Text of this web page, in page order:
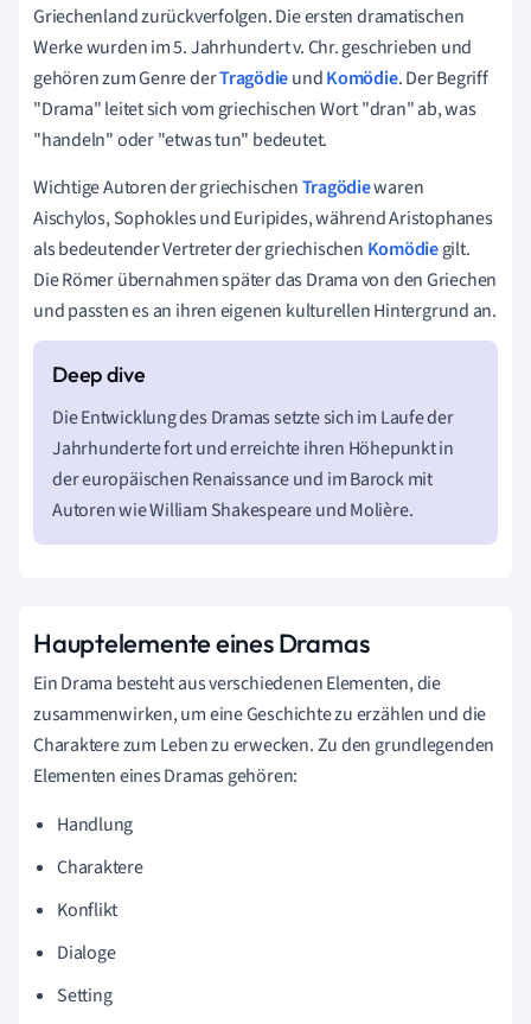
Griechenland zurückverfolgen. Die ersten dramatischen
Werke wurden im 5. Jahrhundert v. Chr. geschrieben und
gehören zum Genre derTragödieundKomödie. Der Begriff
"Drama" leitet sich vom griechischen Wort "dran" ab, was
"handeln" oder "etwas tun" bedeutet.
Wichtige Autoren der griechischenTragödiewaren
Aischylos, Sophokles und Euripides, während Aristophanes
als bedeutender Vertreter der griechischen Komödiegilt.
Die Römer übernahmen später das Drama von den Griechen
und passten es an ihren eigenen kulturellen Hintergrund an.
Die Entwicklung des Dramas setzte sich im Laufe der
Jahrhunderte fort und erreichte ihren Höhepunkt in
der europäischen Renaissance und im Barock mit
Autoren wie William Shakespeare und Molière.
Hauptelemente eines Dramas
Ein Drama besteht aus verschiedenen Elementen, die
zusammenwirken, um eine Geschichte zu erzählen und die
Charaktere zum Leben zu erwecken. Zu den grundlegenden
Elementen eines Dramas gehören:
Handlung
Charaktere
Konflikt
Dialoge
Setting